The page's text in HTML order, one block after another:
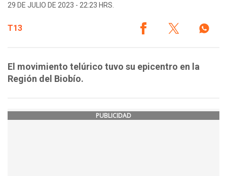
29 DE JULIO DE 2023 - 22:23 HRS.
T13
El movimiento telúrico tuvo su epicentro en la
Región del Biobío.
PUBLICIDAD